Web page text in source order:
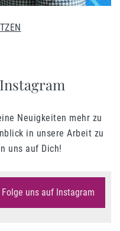
Neuigkeiten mehr zu
in unsere Arbeit zu
uns auf Dich!
Folge uns auf Instagram